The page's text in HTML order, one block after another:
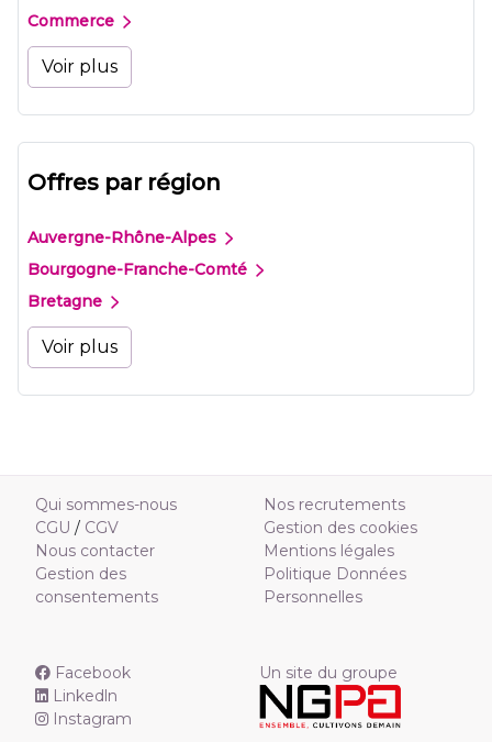
Commerce
Voir plus
Offres par région
Auvergne-Rhône-Alpes
Bourgogne-Franche-Comté
Bretagne
Voir plus
Qui sommes-nous
CGU / CGV
Nous contacter
Gestion des
consentements
Nos recrutements
Gestion des cookies
Mentions légales
Politique Données
Personnelles
Facebook
Linkedln
Instagram
Un site du groupe